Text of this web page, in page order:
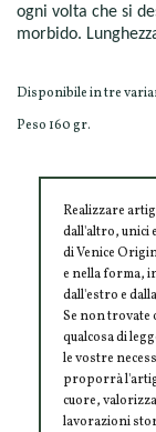
ogni volta che si
morbido.
Disponibile in tre
Peso 160 gr.
Realizzare
dall'altro, unici
di Venice
e nella forma,
dall'estro e
Se non trovate
qualcosa di
le vostre
proporrà
cuore,
lavorazioni